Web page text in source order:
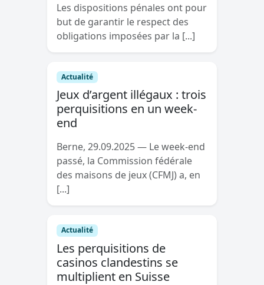
Les dispositions pénales ont pour
but de garantir le respect des
obligations imposées par la [...]
Actualité
Jeux d’argent illégaux : trois
perquisitions en un week-
end
Berne, 29.09.2025 — Le week-end
passé, la Commission fédérale
des maisons de jeux (CFMJ) a, en
[...]
Actualité
Les perquisitions de
casinos clandestins se
multiplient en Suisse